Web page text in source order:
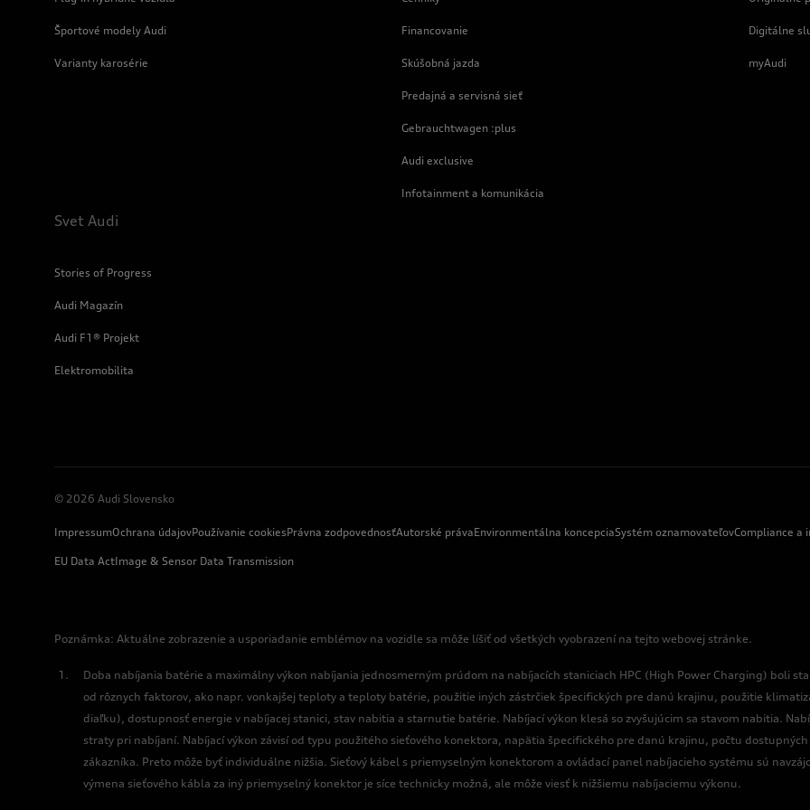
Športové modely Audi
Varianty karosérie
Financovanie
Skúšobná jazda
Predajná a servisná sieť
Gebrauchtwagen :plus
Audi exclusive
Infotainment a komunikácia
Digitálne
myAudi
Svet Audi
Stories of Progress
Audi Magazín
Audi F1® Projekt
Elektromobilita
© 2026 Audi Slovensko
ImpressumOchrana údajovPoužívanie cookiesPrávna zodpovednosťAutorské právaEnvironmentálna koncepciaSystém oznamovateľovCompliance a
EU Data ActImage & Sensor Data Transmission
Poznámka: Aktuálne zobrazenie a usporiadanie emblémov na vozidle sa môže líšiť od všetkých vyobrazení na tejto webovej stránke.
Doba nabíjania batérie a maximálny výkon nabíjania jednosmerným prúdom na nabíjacích staniciach HPC (High Power Charging) boli
od rôznych faktorov, ako napr. vonkajšej teploty a teploty batérie, použitie iných zástrčiek špecifických pre danú krajinu, použitie
diaľku), dostupnosť energie v nabíjacej stanici, stav nabitia a starnutie batérie. Nabíjací výkon klesá so zvyšujúcim sa stavom nabitia.
straty pri nabíjaní. Nabíjací výkon závisí od typu použitého sieťového konektora, napätia špecifického pre danú krajinu, počtu
zákazníka. Preto môže byť individuálne nižšia. Sieťový kábel s priemyselným konektorom a ovládací panel nabíjacieho systému sú
výmena sieťového kábla za iný priemyselný konektor je síce technicky možná, ale môže viesť k nižšiemu nabíjaciemu výkonu.